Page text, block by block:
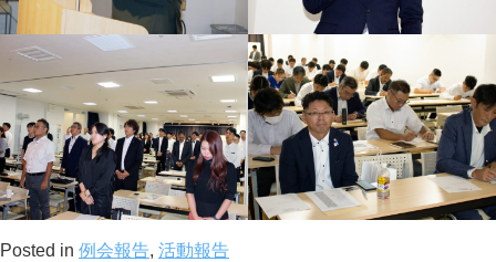
Posted in 例会報告, 活動報告